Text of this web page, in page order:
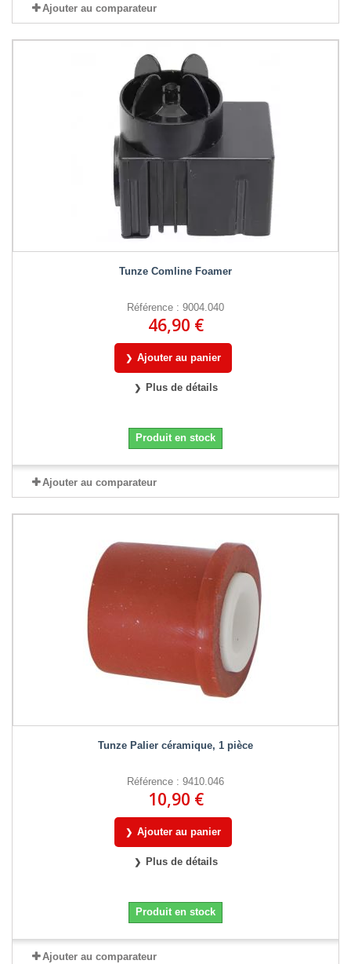
Ajouter au comparateur
Tunze Comline Foamer
Référence : 9004.040
46,90 €
Ajouter au panier
Plus de détails
Produit en stock
Ajouter au comparateur
Tunze Palier céramique, 1 pièce
Référence : 9410.046
10,90 €
Ajouter au panier
Plus de détails
Produit en stock
Ajouter au comparateur